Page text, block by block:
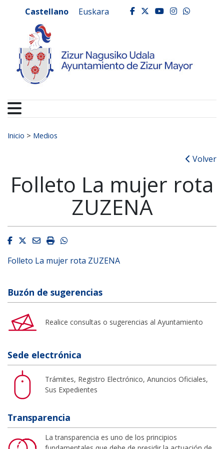
Ayuntamiento de
Castellano Euskara facebook
twitter
youtube
Buscar:
Inicio > Medios
Volver
Folleto La mujer rota
ZUZENA
Facebook
Twitter
EmailImprimirWhatsapp
Folleto La mujer rota ZUZENA
Buzón de sugerencias
Realice consultas o sugerencias al Ayuntamiento
Sede electrónica
Trámites, Registro Electrónico, Anuncios Oficiales,
Sus Expedientes
Transparencia
La transparencia es uno de los principios